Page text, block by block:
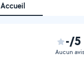
Accueil
-/5
Aucun